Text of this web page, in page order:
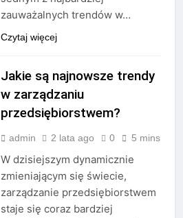
zauważalnych trendów w…
Czytaj więcej
Jakie są najnowsze trendy
w zarządzaniu
przedsiębiorstwem?
admin 2 lata ago 0 5 mins
W dzisiejszym dynamicznie
zmieniającym się świecie,
zarządzanie przedsiębiorstwem
staje się coraz bardziej